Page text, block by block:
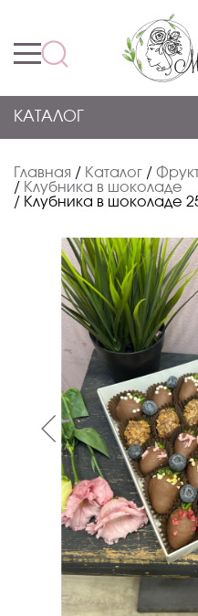
КАТАЛОГ
Главная / Каталог /
/ Клубника в шоколаде
/ Клубника в шоколаде